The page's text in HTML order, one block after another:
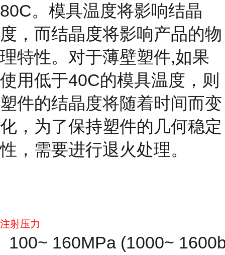
80C。模具温度将影响结晶
度，而结晶度将影响产品的物
理特性。对于薄壁塑件,如果
使用低于40C的模具温度，则
塑件的结晶度将随着时间而变
化，为了保持塑件的几何稳定
性，需要进行退火处理。
注射压力
100~ 160MPa (1000~